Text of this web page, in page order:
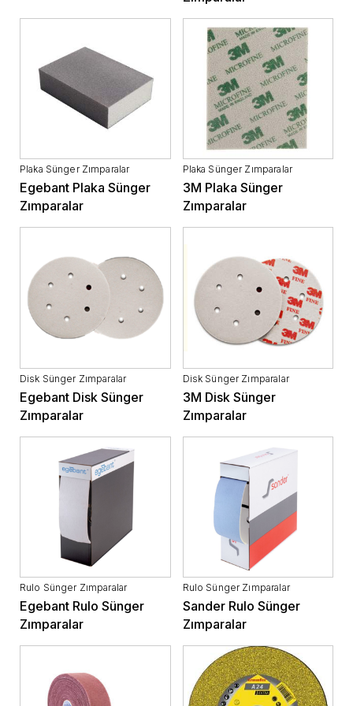
Plaka Sünger Zımparalar
Egebant Plaka Sünger
Zımparalar
Plaka Sünger Zımparalar
3M Plaka Sünger
Zımparalar
Disk Sünger Zımparalar
Egebant Disk Sünger
Zımparalar
Disk Sünger Zımparalar
3M Disk Sünger
Zımparalar
Rulo Sünger Zımparalar
Egebant Rulo Sünger
Zımparalar
Rulo Sünger Zımparalar
Sander Rulo Sünger
Zımparalar